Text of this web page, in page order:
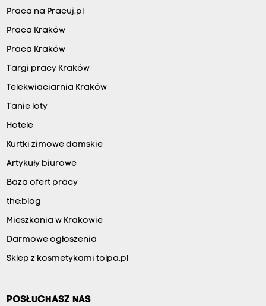
Praca na Pracuj.pl
Praca Kraków
Praca Kraków
Targi pracy Kraków
Telekwiaciarnia Kraków
Tanie loty
Hotele
Kurtki zimowe damskie
Artykuły biurowe
Baza ofert pracy
the:blog
Mieszkania w Krakowie
Darmowe ogłoszenia
Sklep z kosmetykami tolpa.pl
POSŁUCHASZ NAS